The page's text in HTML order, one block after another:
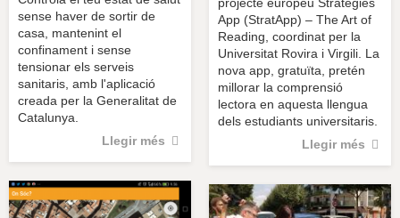
sense haver de sortir de
casa, mantenint el
confinament i sense
tensionar els serveis
sanitaris, amb l'aplicació
creada per la Generalitat de
Catalunya.
Llegir més
projecte europeu Strategies
App (StratApp) – The Art of
Reading, coordinat per la
Universitat Rovira i Virgili. La
nova app, gratuïta, pretén
millorar la comprensió
lectora en aquesta llengua
dels estudiants universitaris.
Llegir més